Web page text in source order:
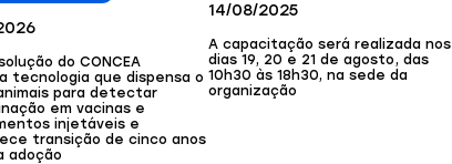
do CONCEA
tecnologia que dispensa o
para detectar
em vacinas e
injetáveis e
transição de cinco anos
adoção
14/08/2025
A capacitação será realizada nos
dias 19, 20 e 21 de agosto, das
10h30 às 18h30, na sede da
organização